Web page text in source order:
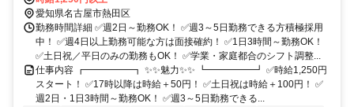
愛知県名古屋市熱田区
勤務時間詳細 ✅週2日～勤務OK！ ✅週3～5日勤務できる方積極採用
中！ ✅週4日以上勤務可能な方は面接確約！ ✅1日3時間～勤務OK！
✅土日祝／平日のみの勤務もOK！ ✅学業・家庭都合のシフト調整...
仕事内容 ┏━━━━━┓ ✨✨魅力✨✨ ┗━━━━━┛ ✅時給1,250円
スタート！ ✅17時以降は時給＋50円！ ✅土日祝は時給＋100円！ ✅
週2日・1日3時間～勤務OK！ ✅週3～5日勤務できる...